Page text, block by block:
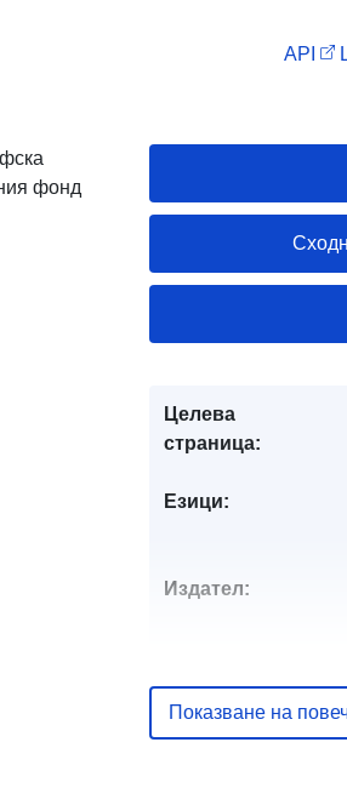
API
фонд
Целева
страница:
Езици:
Издател:
Показване на